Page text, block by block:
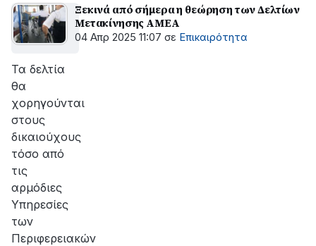
Ξεκινά από σήμερα η θεώρηση των Δελτίων
Μετακίνησης ΑΜΕΑ
04 Απρ 2025 11:07 σε Επικαιρότητα
Τα δελτία
θα
χορηγούνται
στους
δικαιούχους
τόσο από
τις
αρμόδιες
Υπηρεσίες
των
Περιφερειακών